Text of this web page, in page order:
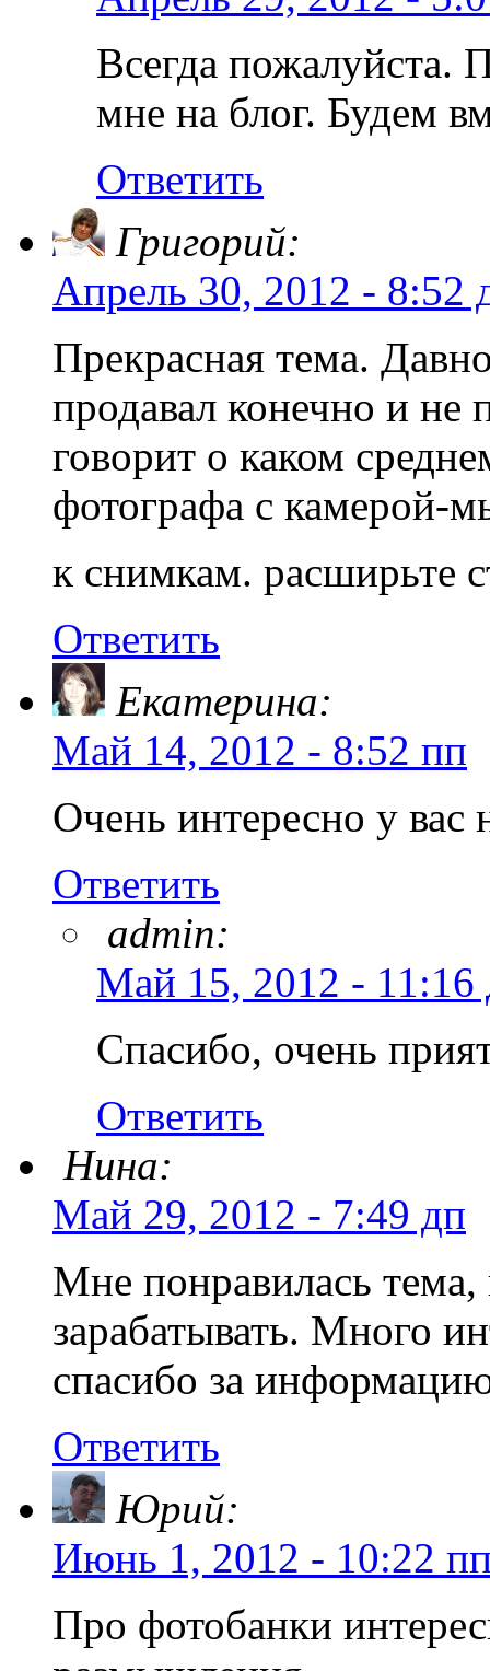
Всегда пожалуйста.
мне на блог. Будем
Ответить
Григорий:
Апрель 30, 2012 - 8:52
Прекрасная тема.
продавал конечно и
говорит о каком
фотографа с камерой-
к снимкам. расширьте
Ответить
Екатерина:
Май 14, 2012 - 8:52 пп
Очень интересно у вас
Ответить
admin:
Май 15, 2012 - 11:16
Спасибо, очень
Ответить
Нина:
Май 29, 2012 - 7:49 дп
Мне понравилась
зарабатывать. Много
спасибо за
Ответить
Юрий:
Июнь 1, 2012 - 10:22
Про фотобанки